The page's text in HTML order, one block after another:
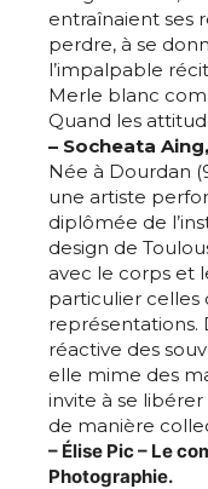
Adresse email*
Nom
Prénom
entraînaient ses
perdre, à se
l’impalpable
Merle blanc
Quand les
– Socheata
Née à Dourdan
une artiste
diplômée de
design de
avec le corps et
particulier celles
représentations.
réactive des
elle mime des
invite à se
de manière
– Élise Pic – Le
Photographie.